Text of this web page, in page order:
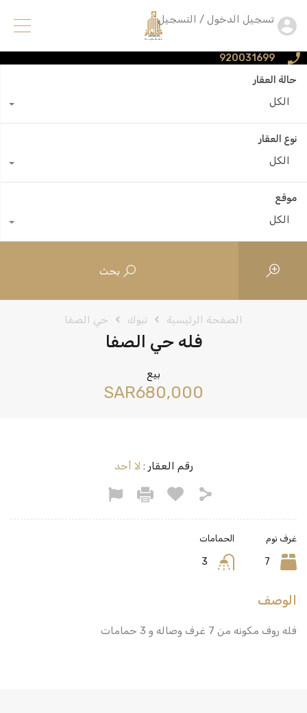
920031699
تسجيل الدخول / التسجيل
حالة العقار
الكل
نوع العقار
الكل
موقع
الكل
بحث
الصفحة الرئيسية تبوك حي الصفا
فله حي الصفا
بيع
‪SAR680,000
رقم العقار : لا أحد
غرف نوم
7
الحمامات
3
الوصف
فله روف مكونه من 7 غرف وصاله و 3 حمامات